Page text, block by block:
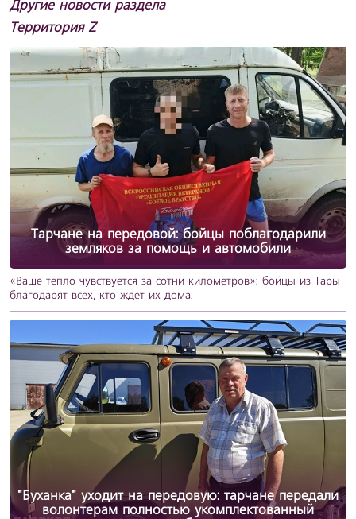
Другие новости раздела
Территория Z
Тарчане на передовой: бойцы поблагодарили
земляков за помощь и автомобили
«Ваше тепло чувствуется за сотни километров»: бойцы из Тары
благодарят всех, кто ждет их дома.
"Буханка" уходит на передовую: тарчане передали
волонтерам полностью укомплектованный